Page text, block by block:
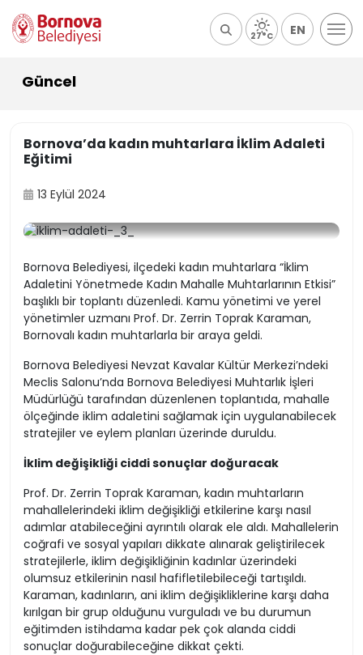
27°C EN
Güncel
Bornova’da kadın muhtarlara İklim Adaleti
Eğitimi
13 Eylül 2024
Bornova Belediyesi, ilçedeki kadın muhtarlara “İklim
Adaletini Yönetmede Kadın Mahalle Muhtarlarının Etkisi”
başlıklı bir toplantı düzenledi. Kamu yönetimi ve yerel
yönetimler uzmanı Prof. Dr. Zerrin Toprak Karaman,
Bornovalı kadın muhtarlarla bir araya geldi.
Bornova Belediyesi Nevzat Kavalar Kültür Merkezi’ndeki
Meclis Salonu’nda Bornova Belediyesi Muhtarlık İşleri
Müdürlüğü tarafından düzenlenen toplantıda, mahalle
ölçeğinde iklim adaletini sağlamak için uygulanabilecek
stratejiler ve eylem planları üzerinde duruldu.
İklim değişikliği ciddi sonuçlar doğuracak
Prof. Dr. Zerrin Toprak Karaman, kadın muhtarların
mahallelerindeki iklim değişikliği etkilerine karşı nasıl
adımlar atabileceğini ayrıntılı olarak ele aldı. Mahallelerin
coğrafi ve sosyal yapıları dikkate alınarak geliştirilecek
stratejilerle, iklim değişikliğinin kadınlar üzerindeki
olumsuz etkilerinin nasıl hafifletilebileceği tartışıldı.
Karaman, kadınların, ani iklim değişikliklerine karşı daha
kırılgan bir grup olduğunu vurguladı ve bu durumun
eğitimden istihdama kadar pek çok alanda ciddi
sonuçlar doğurabileceğine dikkat çekti.